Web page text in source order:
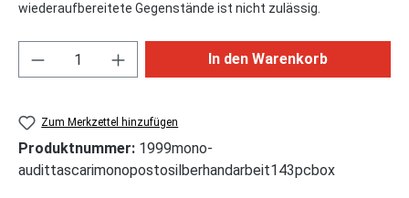
wiederaufbereitete Gegenstände ist nicht zulässig.
Produkt Anzahl: Gib den gewünschten
In den Warenkorb
Zum Merkzettel hinzufügen
Produktnummer: 1999mono-
audittascarimonopostosilberhandarbeit143pcbox